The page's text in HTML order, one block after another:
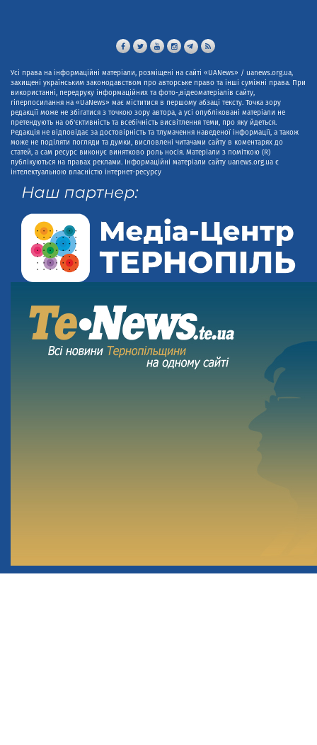
Усі права на інформаційні матеріали, розміщені на сайті «UANews» / uanews.org.ua,
захищені українським законодавством про авторське право та інші суміжні права. При
використанні, передруку інформаційних та фото-,відеоматеріалів сайту,
гіперпосилання на «UaNews» має міститися в першому абзаці тексту. Точка зору
редакції може не збігатися з точкою зору автора, а усі опубліковані матеріали не
претендують на об'єктивність та всебічність висвітлення теми, про яку йдеться.
Редакція не відповідає за достовірність та тлумачення наведеної інформації, а також
може не поділяти погляди та думки, висловлені читачами сайту в коментарях до
статей, а сам ресурс виконує винятково роль носія. Матеріали з поміткою (R)
публікуються на правах реклами. Інформаційні матеріали сайту uanews.org.ua є
інтелектуальною власністю інтернет-ресурсу